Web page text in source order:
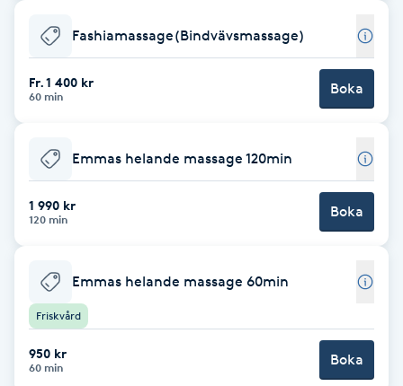
Bröllopsuppsättning
Celluliter
Coachning
Cryoterapi
Damklippning
Dermapen
Fashiamassage(Bindvävsmassage)
Fr. 1 400 kr
60 min Boka
Emmas helande massage 120min
1 990 kr
120 min Boka
Emmas helande massage 60min
Friskvård
950 kr
60 min Boka